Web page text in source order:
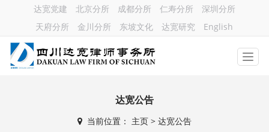
达宽党建 北京分所 成都分所 仁寿分所
深圳分所
天府分所
金川分所 东坡文化 达宽研究 English
达宽公告
当前位置： 主页> 达宽公告